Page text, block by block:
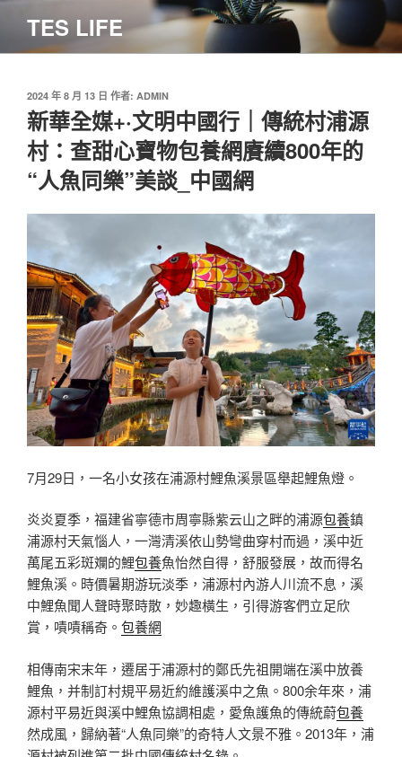
主
TES LIFE
發
佈
於
2024 年 8 月 13 日 作者: ADMIN
新華全媒+·文明中國行｜傳統村浦源
村：查甜心寶物包養網賡續800年的
“人魚同樂”美談_中國網
7月29日，一名小女孩在浦源村鯉魚溪景區舉起鯉魚燈。
炎炎夏季，福建省寧德市周寧縣紫云山之畔的浦源包養鎮
浦源村天氣惱人，一灣清溪依山勢彎曲穿村而過，溪中近
萬尾五彩斑斕的鯉包養魚怡然自得，舒服發展，故而得名
鯉魚溪。時價暑期游玩淡季，浦源村內游人川流不息，溪
中鯉魚聞人聲時聚時散，妙趣橫生，引得游客們立足欣
賞，嘖嘖稱奇。 包養網
相傳南宋末年，遷居于浦源村的鄭氏先祖開端在溪中放養
鯉魚，并制訂村規平易近約維護溪中之魚。800余年來，浦
源村平易近與溪中鯉魚協調相處，愛魚護魚的傳統蔚包養
然成風，歸納著“人魚同樂”的奇特人文景不雅。2013年，浦